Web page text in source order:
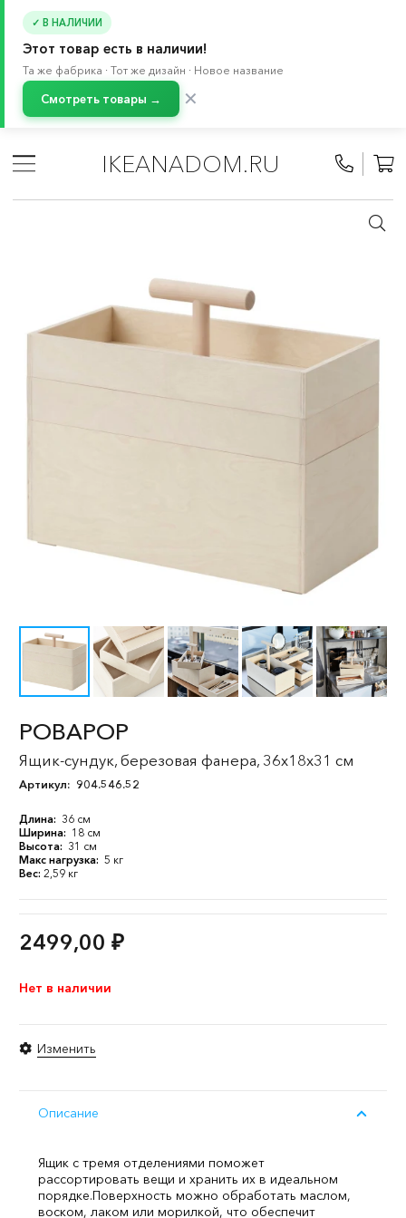
✓ В НАЛИЧИИ
Этот товар есть в наличии!
Та же фабрика · Тот же дизайн · Новое название
Смотреть товары → ✕
IKEANADOM.RU
Аксессуары для хранения
/ Организация рабочего места
РОВАРОР
Ящик-сундук, березовая фанера, 36x18x31 см
Артикул: 904.546.52
Длина: 36 см
Ширина: 18 см
Высота: 31 см
Макс нагрузка: 5 кг
Вес: 2,59 кг
2499,00 ₽
Нет в наличии
Изменить
Описание
Ящик с тремя отделениями поможет
рассортировать вещи и хранить их в идеальном
порядке.Поверхность можно обработать маслом,
воском, лаком или морилкой, что обеспечит